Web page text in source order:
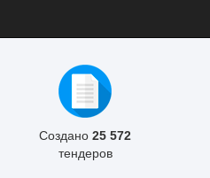
Создано 25 572
тендеров